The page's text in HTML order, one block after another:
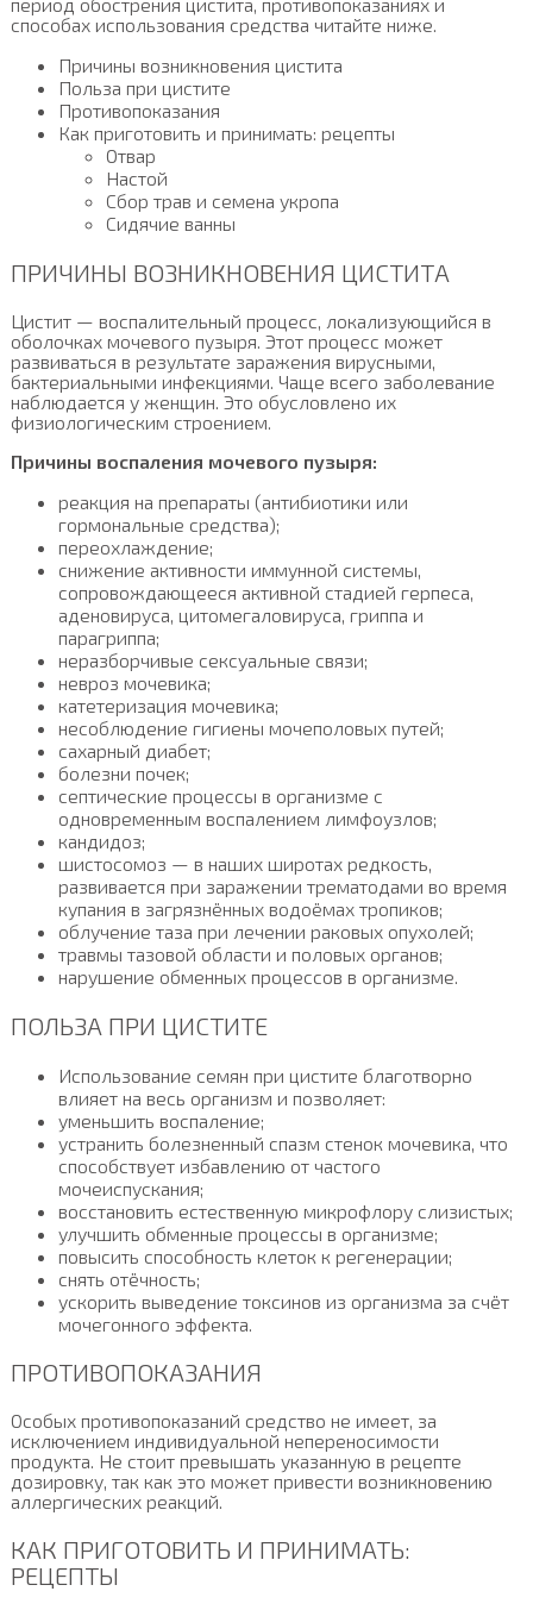
период обострения цистита, противопоказаниях и
способах использования средства читайте ниже.
Причины возникновения цистита
Польза при цистите
Противопоказания
Как приготовить и принимать: рецепты
Отвар
Настой
Сбор трав и семена укропа
Сидячие ванны
ПРИЧИНЫ ВОЗНИКНОВЕНИЯ ЦИСТИТА
Цистит — воспалительный процесс, локализующийся в
оболочках мочевого пузыря. Этот процесс может
развиваться в результате заражения вирусными,
бактериальными инфекциями. Чаще всего заболевание
наблюдается у женщин. Это обусловлено их
физиологическим строением.
Причины воспаления мочевого пузыря:
реакция на препараты (антибиотики или
гормональные средства);
переохлаждение;
снижение активности иммунной системы,
сопровождающееся активной стадией герпеса,
аденовируса, цитомегаловируса, гриппа и
парагриппа;
неразборчивые сексуальные связи;
невроз мочевика;
катетеризация мочевика;
несоблюдение гигиены мочеполовых путей;
сахарный диабет;
болезни почек;
септические процессы в организме с
одновременным воспалением лимфоузлов;
кандидоз;
шистосомоз — в наших широтах редкость,
развивается при заражении трематодами во время
купания в загрязнённых водоёмах тропиков;
облучение таза при лечении раковых опухолей;
травмы тазовой области и половых органов;
нарушение обменных процессов в организме.
ПОЛЬЗА ПРИ ЦИСТИТЕ
Использование семян при цистите благотворно
влияет на весь организм и позволяет:
уменьшить воспаление;
устранить болезненный спазм стенок мочевика, что
способствует избавлению от частого
мочеиспускания;
восстановить естественную микрофлору слизистых;
улучшить обменные процессы в организме;
повысить способность клеток к регенерации;
снять отёчность;
ускорить выведение токсинов из организма за счёт
мочегонного эффекта.
ПРОТИВОПОКАЗАНИЯ
Особых противопоказаний средство не имеет, за
исключением индивидуальной непереносимости
продукта. Не стоит превышать указанную в рецепте
дозировку, так как это может привести возникновению
аллергических реакций.
КАК ПРИГОТОВИТЬ И ПРИНИМАТЬ:
РЕЦЕПТЫ